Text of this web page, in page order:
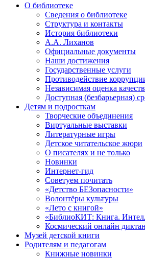
О библиотеке
Сведения о библиотеке
Структура и контакты
История библиотеки
А.А. Лиханов
Официальные документы
Наши достижения
Государственные услуги
Противодействие
Независимая оценка
Доступная (безбарьерная)
Детям и подросткам
Творческие объединения
Виртуальные выставки
Литературные игры
Детское читательское жюри
О писателях и не только
Новинки
Интернет-гид
Советуем почитать
«Детство БЕЗопасности»
Волонтёры культуры
«Лето с книгой»
«БиблиоКИТ: Книга.
Космический онлайн
Музей детской книги
Родителям и педагогам
Книжные новинки